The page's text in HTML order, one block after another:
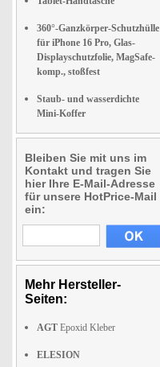
360°-Ganzkörper-Schutzhülle
für iPhone 16 Pro, Glas-
Displayschutzfolie, MagSafe-
komp., stoßfest
Staub- und wasserdichte
Mini-Koffer
Bleiben Sie mit uns im
Kontakt und tragen Sie
hier Ihre E-Mail-Adresse
für unsere HotPrice-Mail
ein:
Mehr Hersteller-
Seiten:
AGT Epoxid Kleber
ELESION